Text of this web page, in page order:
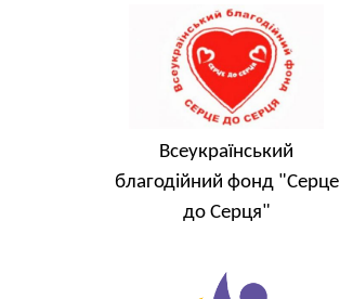
Всеукраїнський
благодійний фонд "Серце
до Серця"